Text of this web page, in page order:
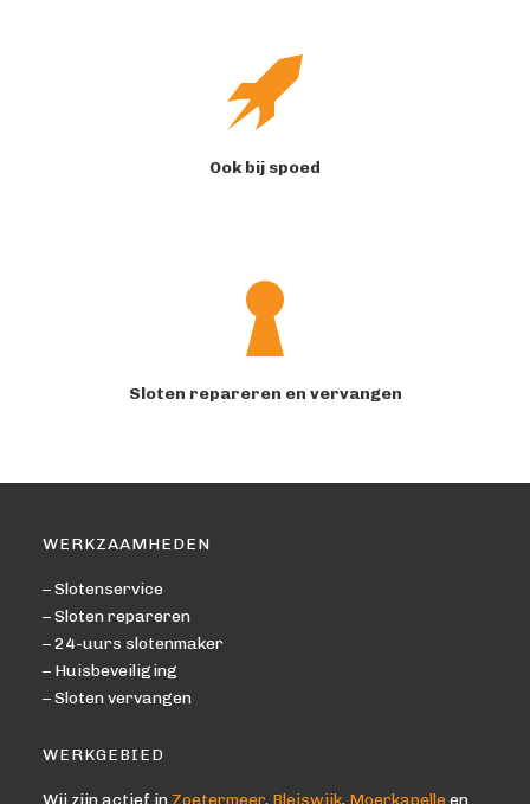
Ook bij spoed
Sloten repareren en vervangen
WERKZAAMHEDEN
– Slotenservice
– Sloten repareren
– 24-uurs slotenmaker
– Huisbeveiliging
– Sloten vervangen
WERKGEBIED
Wij zijn actief in Zoetermeer, Bleiswijk, Moerkapelle en